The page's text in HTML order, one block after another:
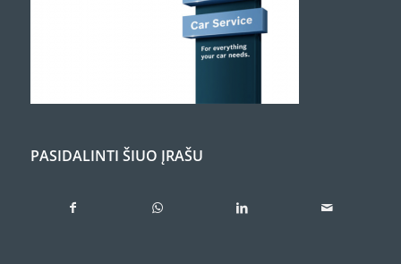
PASIDALINTI ŠIUO ĮRAŠU